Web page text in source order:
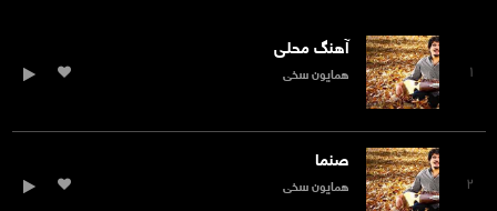
۱
آهنگ محلی
همایون سخی
۲
صنما
همایون سخی